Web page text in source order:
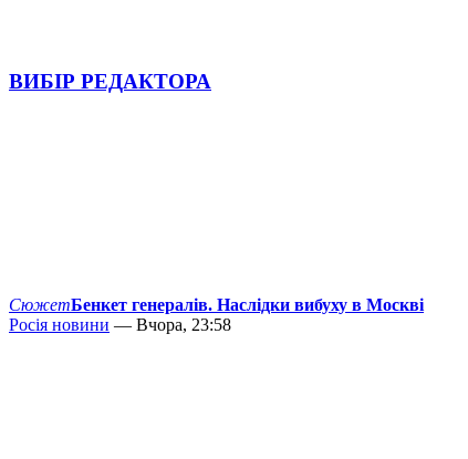
ВИБІР РЕДАКТОРА
СюжетБенкет генералів. Наслідки вибуху в Москві
Росія новини — Вчора, 23:58